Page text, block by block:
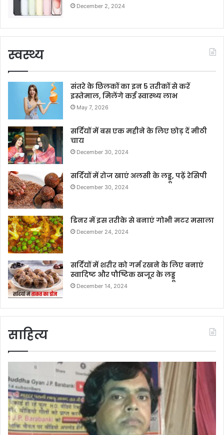
December 2, 2024
स्वस्थ्य
संतरे के छिलकों का इन 5 तरीकों से करें
इस्तेमाल, मिलेंगे कई स्वास्थ्य लाभ
May 7, 2026
सर्दियों में बस एक महीने के लिए छोड़ दें मीठी
चाय
December 30, 2024
सर्दियों में रोज खाएं अलसी के लड्डू, पढ़ें रेसिपी
December 30, 2024
डिनर में इस तरीके से बनाएं गोभी मटर मसाला
December 24, 2024
सर्दियों में शरीर को गर्म रखने के लिए बनाएं
स्वादिष्ट और पौष्टिक खजूर के लड्डू
December 14, 2024
साहित्य